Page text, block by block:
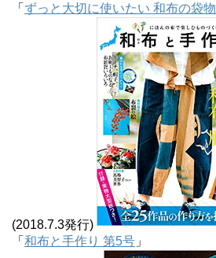
「 ずっと大切に使いたい 和布の袋物
(2018.7.3発行)
「 和布と手作り 第5号 」